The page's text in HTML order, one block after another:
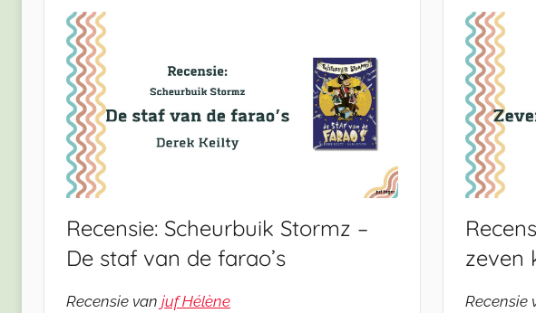
Recensie: Scheurbuik Stormz –
De staf van de farao’s
Recensie van juf Hélène
zeven
Recensie